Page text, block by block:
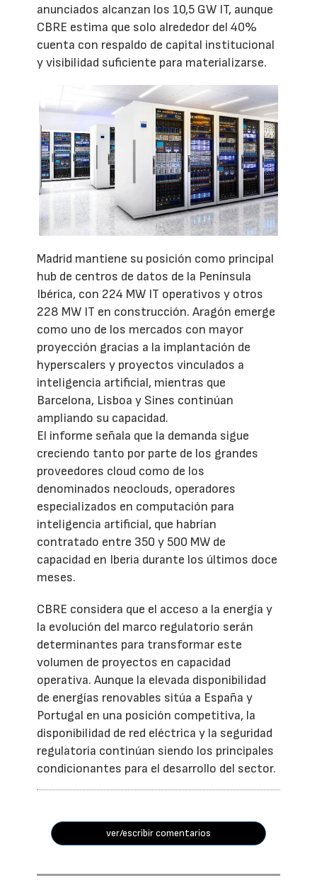
anunciados alcanzan los 10,5 GW IT, aunque
CBRE estima que solo alrededor del 40%
cuenta con respaldo de capital institucional
y visibilidad suficiente para materializarse.
Madrid mantiene su posición como principal
hub de centros de datos de la Península
Ibérica, con 224 MW IT operativos y otros
228 MW IT en construcción. Aragón emerge
como uno de los mercados con mayor
proyección gracias a la implantación de
hyperscalers y proyectos vinculados a
inteligencia artificial, mientras que
Barcelona, Lisboa y Sines continúan
ampliando su capacidad.
El informe señala que la demanda sigue
creciendo tanto por parte de los grandes
proveedores cloud como de los
denominados neoclouds, operadores
especializados en computación para
inteligencia artificial, que habrían
contratado entre 350 y 500 MW de
capacidad en Iberia durante los últimos doce
meses.
CBRE considera que el acceso a la energía y
la evolución del marco regulatorio serán
determinantes para transformar este
volumen de proyectos en capacidad
operativa. Aunque la elevada disponibilidad
de energías renovables sitúa a España y
Portugal en una posición competitiva, la
disponibilidad de red eléctrica y la seguridad
regulatoria continúan siendo los principales
condicionantes para el desarrollo del sector.
ver/escribir comentarios